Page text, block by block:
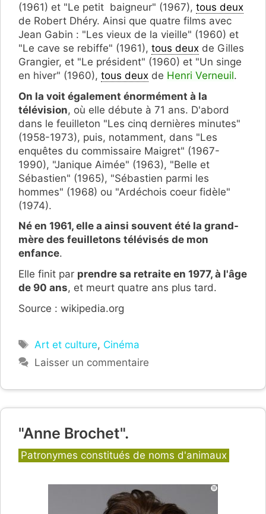
(1961) et "Le petit baigneur" (1967), tous deux
de Robert Dhéry. Ainsi que quatre films avec
Jean Gabin : "Les vieux de la vieille" (1960) et
"Le cave se rebiffe" (1961), tous deux de Gilles
Grangier, et "Le président" (1960) et "Un singe
en hiver" (1960), tous deux de Henri Verneuil.
On la voit également énormément à la
télévision, où elle débute à 71 ans. D'abord
dans le feuilleton "Les cinq dernières minutes"
(1958-1973), puis, notamment, dans "Les
enquêtes du commissaire Maigret" (1967-
1990), "Janique Aimée" (1963), "Belle et
Sébastien" (1965), "Sébastien parmi les
hommes" (1968) ou "Ardéchois coeur fidèle"
(1974).
Né en 1961, elle a ainsi souvent été la grand-
mère des feuilletons télévisés de mon
enfance.
Elle finit par prendre sa retraite en 1977, à l'âge
de 90 ans, et meurt quatre ans plus tard.
Source : wikipedia.org
Étiquettes
Art et culture, Cinéma
Laisser un commentaire
"Anne Brochet".
Catégories
Patronymes constitués de noms d'animaux